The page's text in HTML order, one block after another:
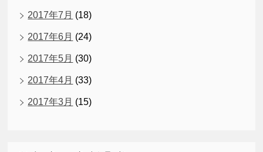
2017年7月 (18)
2017年6月 (24)
2017年5月 (30)
2017年4月 (33)
2017年3月 (15)